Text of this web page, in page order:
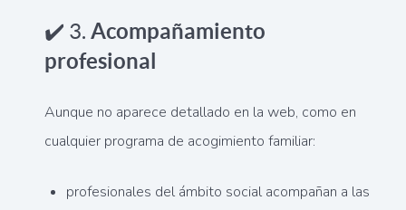
✔️ 3. Acompañamiento
profesional
Aunque no aparece detallado en la web, como en
cualquier programa de acogimiento familiar:
profesionales del ámbito social acompañan a las